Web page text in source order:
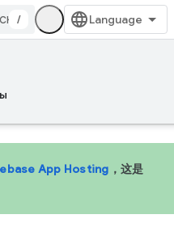
/
App Hosting ，这是